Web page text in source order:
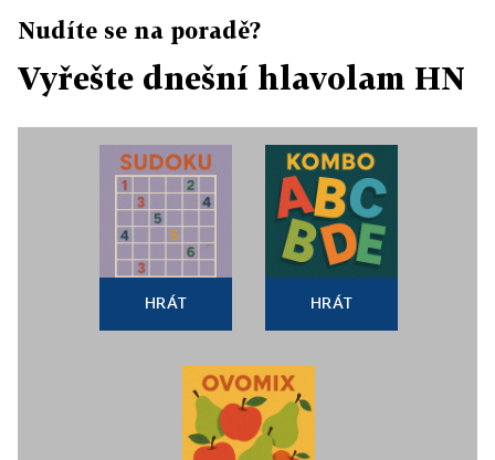
Nudíte se na poradě?
Vyřešte dnešní hlavolam HN
HRÁT HRÁT